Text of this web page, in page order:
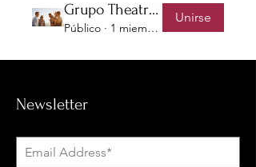
Grupo Theatron Innova
Público · 1 miembro
Unirse
Newsletter